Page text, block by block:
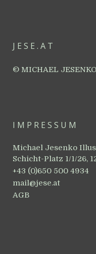
JESE.AT
© MICHAEL JESENKO
IMPRESSUM
Michael Jesenko
Schicht-Platz 1/1/26,
+43 (0)650 500 4934
mail@jese.at
AGB